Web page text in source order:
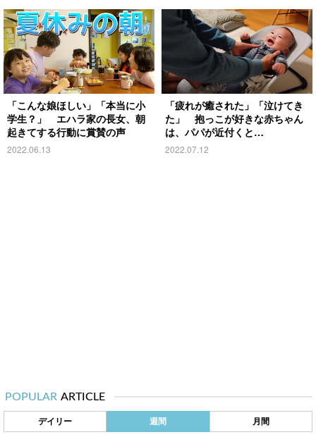
「こんな娘ほしい」「本当に小
学生？」 エハラ家の長女、朝
起きてする行動に賞賛の声
2022.06.13
「疲れが癒された」「泣けてき
た」 抱っこが好きな赤ちゃん
は、パパが近付くと…
2022.07.12
POPULAR ARTICLE
デイリー 週間 月間